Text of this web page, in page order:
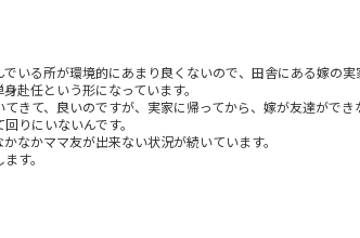
いる所が環境的にあまり良くないので、田舎にある嫁の
赴任という形になっています。
きて、良いのですが、実家に帰ってから、嫁が友達ができ
りにいないんです。
なかママ友が出来ない状況が続いています。
す。